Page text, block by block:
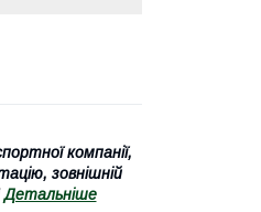
компанії,
зовнішній
Детальніше